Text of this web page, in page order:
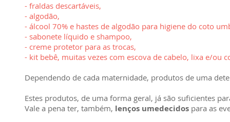
- fraldas descartáveis,
- algodão,
- álcool 70% e hastes de algodão para higiene do coto
- sabonete líquido e shampoo,
- creme protetor para as trocas,
- kit bebê, muitas vezes com escova de cabelo, lixa e/ou
Dependendo de cada maternidade, produtos de uma
Estes produtos, de uma forma geral, já são suficientes
Vale a pena ter, também, lenços umedecidos para as